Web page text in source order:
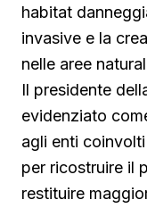
habitat
invasive e la
nelle aree
Il presidente
evidenziato
agli enti
per ricostruire il
restituire